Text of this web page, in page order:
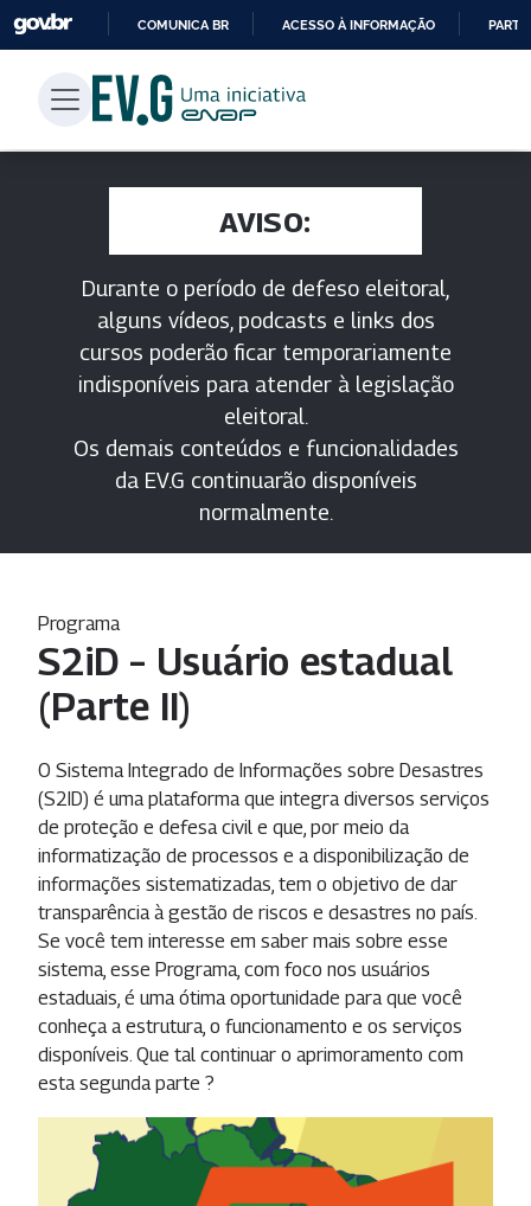
PARA
CONTEÚDO
COMUNICA BR ACESSO À INFORMAÇÃO
AVISO:
Durante o período de defeso eleitoral,
alguns vídeos, podcasts e links dos
cursos poderão ficar temporariamente
indisponíveis para atender à legislação
eleitoral.
Os demais conteúdos e funcionalidades
da EV.G continuarão disponíveis
normalmente.
Programa
S2iD – Usuário estadual
(Parte II)
O Sistema Integrado de Informações sobre Desastres
(S2ID) é uma plataforma que integra diversos serviços
de proteção e defesa civil e que, por meio da
informatização de processos e a disponibilização de
informações sistematizadas, tem o objetivo de dar
transparência à gestão de riscos e desastres no país.
Se você tem interesse em saber mais sobre esse
sistema, esse Programa, com foco nos usuários
estaduais, é uma ótima oportunidade para que você
conheça a estrutura, o funcionamento e os serviços
disponíveis. Que tal continuar o aprimoramento com
esta segunda parte ?